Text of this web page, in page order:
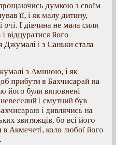
думкою з своїм
її, і як малу дитину,
очі. І дівчина не мала сили
відцуратися його
Джумалі і з Саньки стала
з Аминою, і як
прибути в Бахчисарай на
його були виповнені
і смутний був
і дивлячись на
звитяжців, бо всі його
Акмечеті, коло любої його